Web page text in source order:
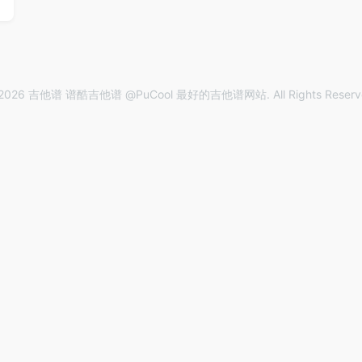
吉他谱 谱酷吉他谱 @PuCool 最好的吉他谱网站. All Rights